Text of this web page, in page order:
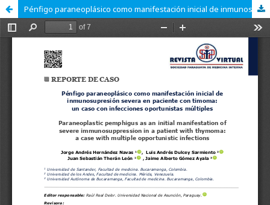
Pénfigo paraneoplásico como manifestación inicial de inmunosupresión severa en paciente con timoma: un caso con infecciones oportunistas múltiples